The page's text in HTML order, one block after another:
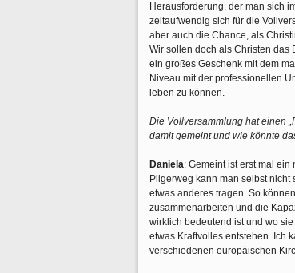
Herausforderung, der man sich
zeitaufwendig sich für die
aber auch die Chance, als
Wir sollen doch als Christen das
ein großes Geschenk mit dem
Niveau mit der professionellen
leben zu können.
Die Vollversammlung hat einen
damit gemeint und wie könnte
Daniela: Gemeint ist erst mal
Pilgerweg kann man selbst
etwas anderes tragen. So
zusammenarbeiten und die
wirklich bedeutend ist und wo
etwas Kraftvolles entstehen. Ich
verschiedenen europäischen